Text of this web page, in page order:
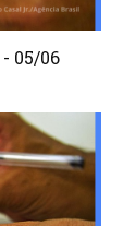
- 05/06